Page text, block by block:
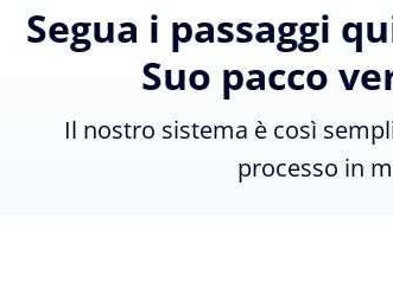
Segua i passaggi
Suo pacco
Il nostro sistema è così
processo in